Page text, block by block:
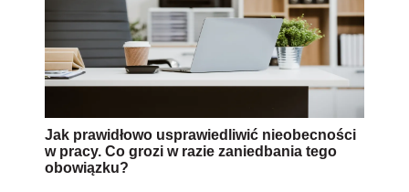
Jak prawidłowo usprawiedliwić nieobecności
w pracy. Co grozi w razie zaniedbania tego
obowiązku?